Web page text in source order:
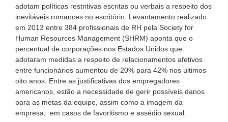
adotam políticas restritivas escritas ou verbais a respeito dos
inevitáveis romances no escritório. Levantamento realizado
em 2013 entre 384 profissionais de RH pela Society for
Human Resources Management (SHRM) aponta que o
percentual de corporações nos Estados Unidos que
adotaram medidas a respeito de relacionamentos afetivos
entre funcionários aumentou de 20% para 42% nos últimos
oito anos. Entre as justificativas dos empregadores
americanos, estão a necessidade de gerir possíveis danos
para as metas da equipe, assim como a imagem da
empresa, em casos de favoritismo e assédio sexual.